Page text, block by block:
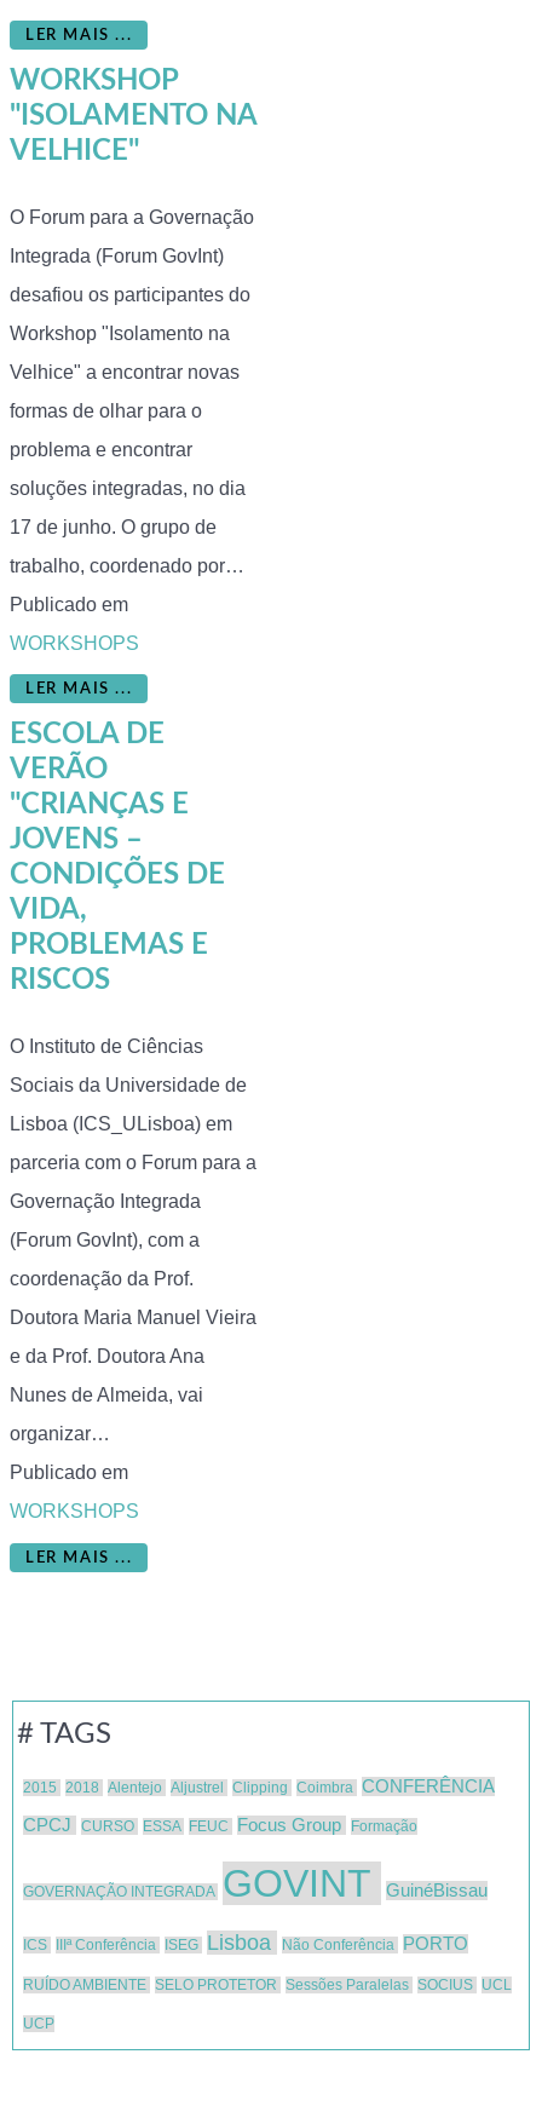
LER MAIS ...
WORKSHOP
"ISOLAMENTO NA
VELHICE"
O Forum para a Governação
Integrada (Forum GovInt)
desafiou os participantes do
Workshop "Isolamento na
Velhice" a encontrar novas
formas de olhar para o
problema e encontrar
soluções integradas, no dia
17 de junho. O grupo de
trabalho, coordenado por…
Publicado em
WORKSHOPS
LER MAIS ...
ESCOLA DE
VERÃO
"CRIANÇAS E
JOVENS –
CONDIÇÕES DE
VIDA,
PROBLEMAS E
RISCOS
O Instituto de Ciências
Sociais da Universidade de
Lisboa (ICS_ULisboa) em
parceria com o Forum para a
Governação Integrada
(Forum GovInt), com a
coordenação da Prof.
Doutora Maria Manuel Vieira
e da Prof. Doutora Ana
Nunes de Almeida, vai
organizar…
Publicado em
WORKSHOPS
LER MAIS ...
# TAGS
2015 2018 Alentejo Aljustrel Clipping Coimbra CONFERÊNCIA
CPCJ
CURSO ESSA FEUC Focus Group Formação
GOVERNAÇÃO INTEGRADA GOVINT GuinéBissau
ICS IIIª Conferência ISEG Lisboa Não Conferência PORTO
RUÍDO AMBIENTE SELO PROTETOR Sessões Paralelas SOCIUS UCL
UCP